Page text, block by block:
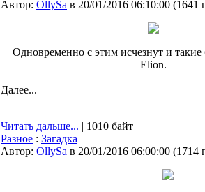
Автор: OllySa в 20/01/2016 06:10:00 (1641
Одновременно с этим исчезнут и
Elion.
Далее...
Читать дальше... | 1010 байт
Разное : Загадка
Автор: OllySa в 20/01/2016 06:00:00 (1714